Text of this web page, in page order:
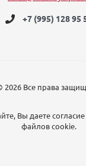
+7 (995) 128 95
2026 Все права
Вы даете
файлов cookie.